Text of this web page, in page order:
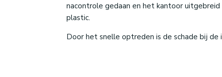
nacontrole gedaan en het kantoor
plastic.
Door het snelle optreden is de schade bij de